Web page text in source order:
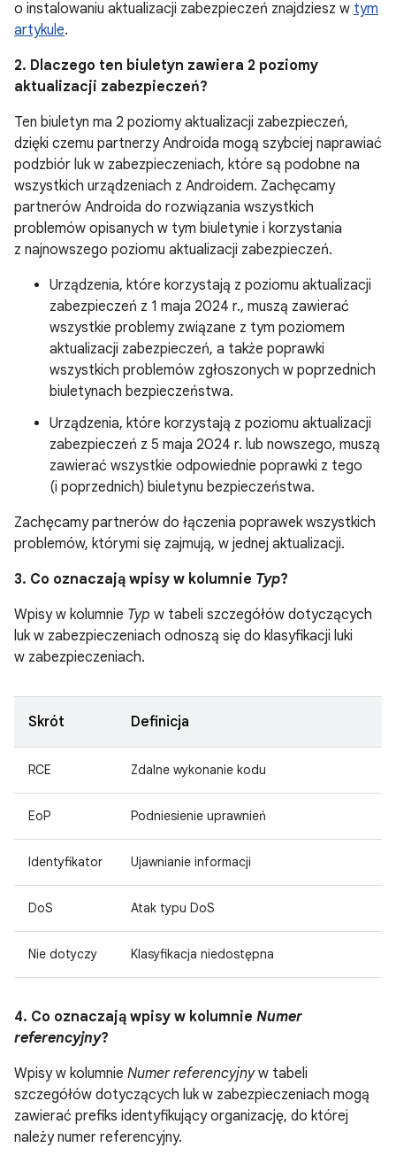
o instalowaniu aktualizacji zabezpieczeń znajdziesz w tym
artykule.
2. Dlaczego ten biuletyn zawiera 2 poziomy
aktualizacji zabezpieczeń?
Ten biuletyn ma 2 poziomy aktualizacji zabezpieczeń,
dzięki czemu partnerzy Androida mogą szybciej naprawiać
podzbiór luk w zabezpieczeniach, które są podobne na
wszystkich urządzeniach z Androidem. Zachęcamy
partnerów Androida do rozwiązania wszystkich
problemów opisanych w tym biuletynie i korzystania
z najnowszego poziomu aktualizacji zabezpieczeń.
Urządzenia, które korzystają z poziomu aktualizacji
zabezpieczeń z 1 maja 2024 r., muszą zawierać
wszystkie problemy związane z tym poziomem
aktualizacji zabezpieczeń, a także poprawki
wszystkich problemów zgłoszonych w poprzednich
biuletynach bezpieczeństwa.
Urządzenia, które korzystają z poziomu aktualizacji
zabezpieczeń z 5 maja 2024 r. lub nowszego, muszą
zawierać wszystkie odpowiednie poprawki z tego
(i poprzednich) biuletynu bezpieczeństwa.
Zachęcamy partnerów do łączenia poprawek wszystkich
problemów, którymi się zajmują, w jednej aktualizacji.
3. Co oznaczają wpisy w kolumnie Typ?
Wpisy w kolumnie Typ w tabeli szczegółów dotyczących
luk w zabezpieczeniach odnoszą się do klasyfikacji luki
w zabezpieczeniach.
Skrót Definicja
RCE Zdalne wykonanie kodu
EoP Podniesienie uprawnień
Identyfikator Ujawnianie informacji
DoS Atak typu DoS
Nie dotyczy Klasyfikacja niedostępna
4. Co oznaczają wpisy w kolumnie Numer
referencyjny?
Wpisy w kolumnie Numer referencyjnyw tabeli
szczegółów dotyczących luk w zabezpieczeniach mogą
zawierać prefiks identyfikujący organizację, do której
należy numer referencyjny.